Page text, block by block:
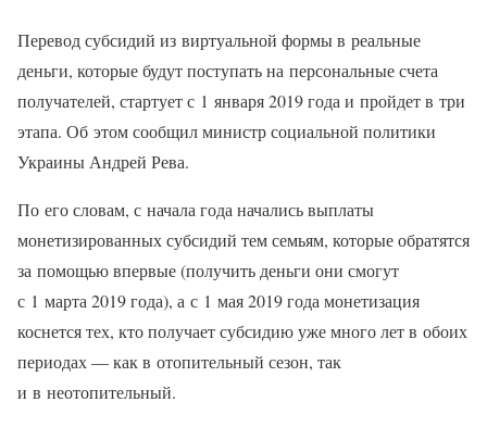
Перевод субсидий из виртуальной формы в реальные
деньги, которые будут поступать на персональные счета
получателей, стартует с 1 января 2019 года и пройдет в три
этапа. Об этом сообщил министр социальной политики
Украины Андрей Рева.
По его словам, с начала года начались выплаты
монетизированных субсидий тем семьям, которые обратятся
за помощью впервые (получить деньги они смогут
с 1 марта 2019 года), а с 1 мая 2019 года монетизация
коснется тех, кто получает субсидию уже много лет в обоих
периодах — как в отопительный сезон, так
и в неотопительный.